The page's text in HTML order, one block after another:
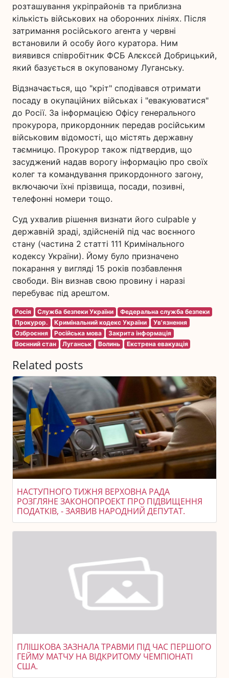
розташування укріпрайонів та приблизна
кількість військових на оборонних лініях. Після
затримання російського агента у червні
встановили й особу його куратора. Ним
виявився співробітник ФСБ Алєксєй Добрицький,
який базується в окупованому Луганську.
Відзначається, що "кріт" сподівався отримати
посаду в окупаційних військах і "евакуюватися"
до Росії. За інформацією Офісу генерального
прокурора, прикордонник передав російським
військовим відомості, що містять державну
таємницю. Прокурор також підтвердив, що
засуджений надав ворогу інформацію про своїх
колег та командування прикордонного загону,
включаючи їхні прізвища, посади, позивні,
телефонні номери тощо.
Суд ухвалив рішення визнати його culpable у
державній зраді, здійсненій під час воєнного
стану (частина 2 статті 111 Кримінального
кодексу України). Йому було призначено
покарання у вигляді 15 років позбавлення
свободи. Він визнав свою провину і наразі
перебуває під арештом.
Росія Служба безпеки України
Федеральна служба безпеки
Прокурор.
Кримінальний кодекс України
Ув'язнення
Озброєння
Російська мова
Закрита інформація
Воєнний стан
Луганськ Волинь Екстрена евакуація
Related posts
НАСТУПНОГО ТИЖНЯ ВЕРХОВНА РАДА
РОЗГЛЯНЕ ЗАКОНОПРОЕКТ ПРО ПІДВИЩЕННЯ
ПОДАТКІВ, - ЗАЯВИВ НАРОДНИЙ ДЕПУТАТ.
ПЛІШКОВА ЗАЗНАЛА ТРАВМИ ПІД ЧАС ПЕРШОГО
ГЕЙМУ МАТЧУ НА ВІДКРИТОМУ ЧЕМПІОНАТІ
США.